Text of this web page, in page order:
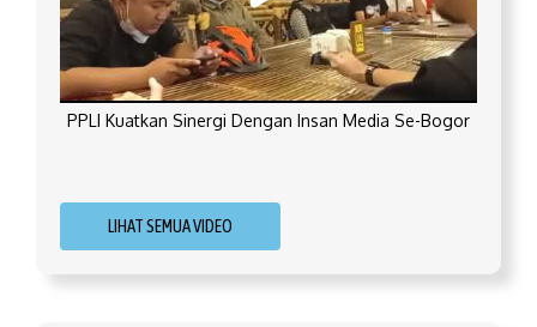
PPLI Kuatkan Sinergi Dengan Insan Media Se-Bogor
LIHAT SEMUA VIDEO